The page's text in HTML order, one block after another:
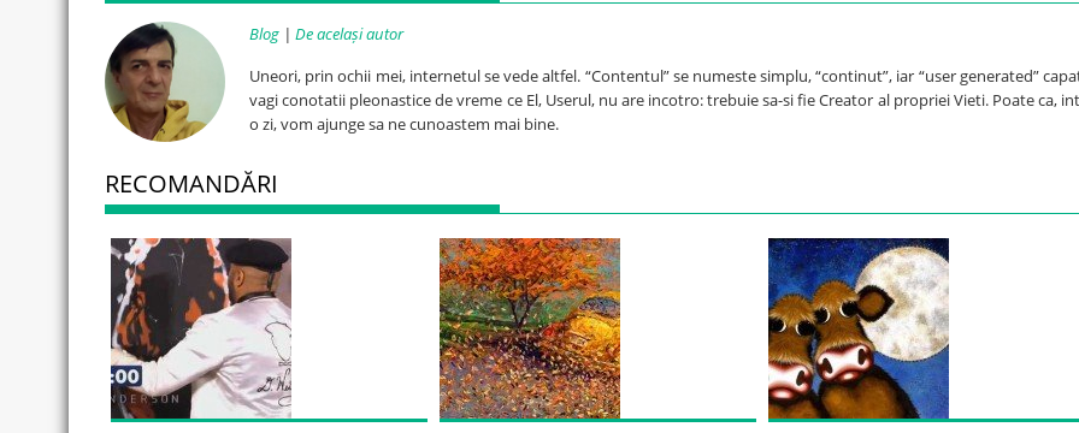
Blog | De același autor
Uneori, prin ochii mei, internetul se vede altfel. “Contentul” se numeste simplu, “continut”, iar “user generated”
vagi conotatii pleonastice de vreme ce El, Userul, nu are incotro: trebuie sa-si fie Creator al propriei Vieti. Poate ca,
o zi, vom ajunge sa ne cunoastem mai bine.
RECOMANDĂRI